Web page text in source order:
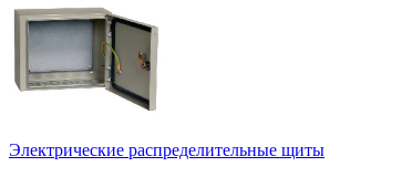
Электрические распределительные щиты